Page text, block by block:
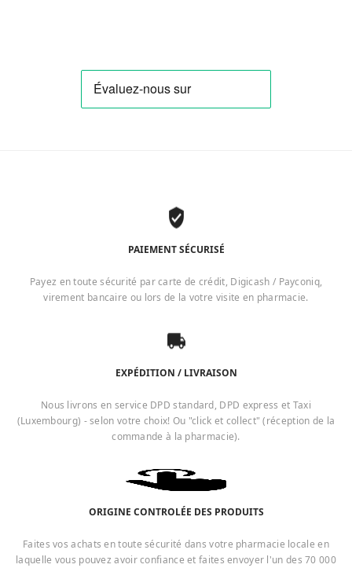
PAIEMENT SÉCURISÉ
Payez en toute sécurité par carte de crédit, Digicash / Payconiq,
virement bancaire ou lors de la votre visite en pharmacie.
EXPÉDITION / LIVRAISON
Nous livrons en service DPD standard, DPD express et Taxi
(Luxembourg) - selon votre choix! Ou "click et collect" (réception de la
commande à la pharmacie).
ORIGINE CONTROLÉE DES PRODUITS
Faites vos achats en toute sécurité dans votre pharmacie locale en
laquelle vous pouvez avoir confiance et faites envoyer l'un des 70 000